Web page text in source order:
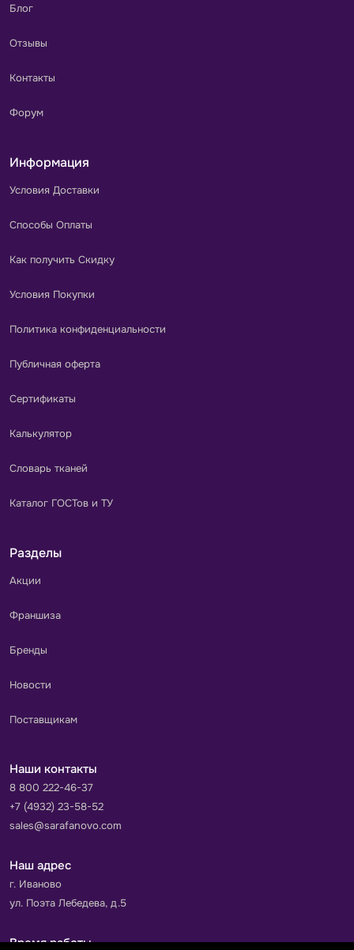
Блог
Отзывы
Контакты
Форум
Информация
Условия Доставки
Способы Оплаты
Как получить Скидку
Условия Покупки
Политика конфиденциальности
Публичная оферта
Сертификаты
Калькулятор
Словарь тканей
Каталог ГОСТов и ТУ
Разделы
Акции
Франшиза
Бренды
Новости
Поставщикам
Наши контакты
8 800 222-46-37
+7 (4932) 23-58-52
sales@sarafanovo.com
Наш адрес
г. Иваново
ул. Поэта Лебедева, д.5
Время работы